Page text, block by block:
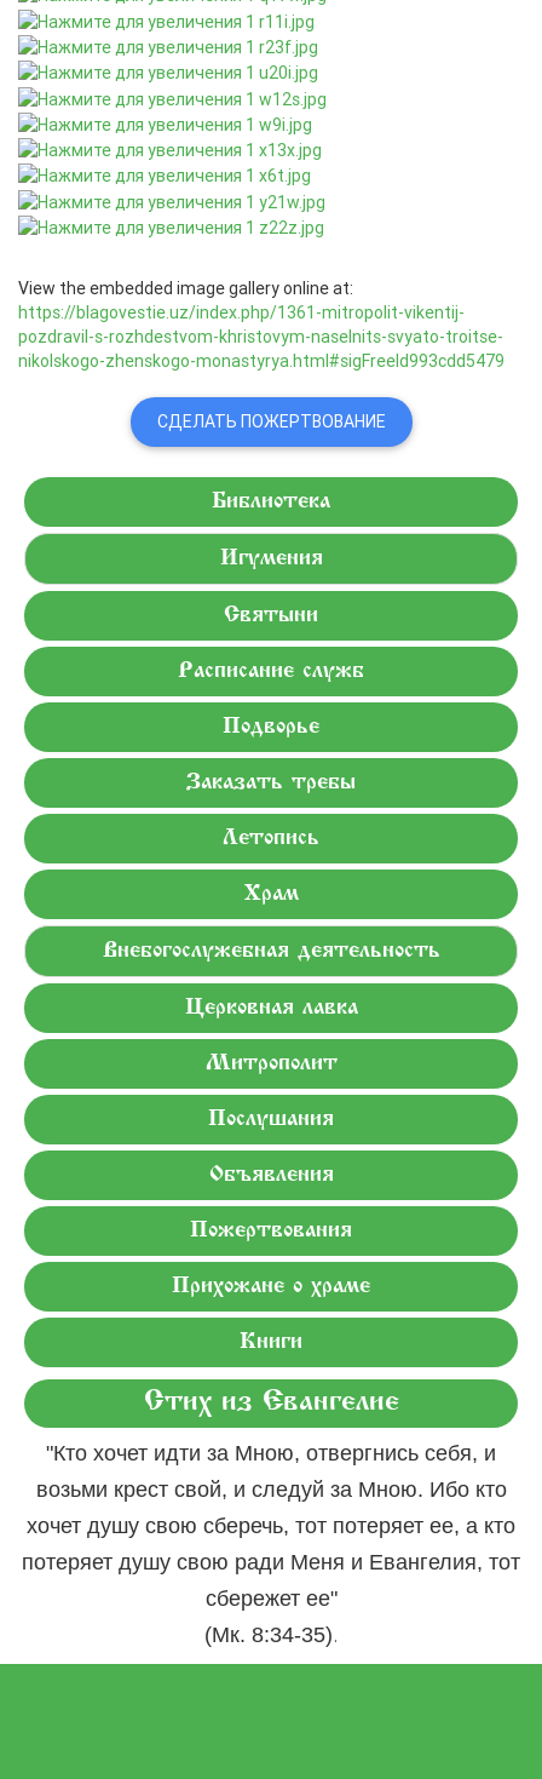
View the embedded image gallery online at:
https://blagovestie.uz/index.php/1361-mitropolit-vikentij-
pozdravil-s-rozhdestvom-khristovym-naselnits-svyato-troitse-
nikolskogo-zhenskogo-monastyrya.html#sigFreeId993cdd5479
СДЕЛАТЬ ПОЖЕРТВОВАНИЕ
Библиотека
Игумения
Святыни
Расписание служб
Подворье
Заказать требы
Летопись
Храм
Внебогослужебная деятельность
Церковная лавка
Митрополит
Послушания
Объявления
Пожертвования
Прихожане о храме
Книги
Стих из Евангелие
"Кто хочет идти за Мною, отвергнись себя, и
возьми крест свой, и следуй за Мною. Ибо кто
хочет душу свою сберечь, тот потеряет ее, а кто
потеряет душу свою ради Меня и Евангелия, тот
сбережет ее"
(Мк. 8:34-35).